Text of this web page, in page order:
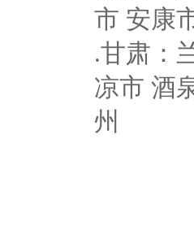
市 安康
.甘肃：
凉市 酒
州